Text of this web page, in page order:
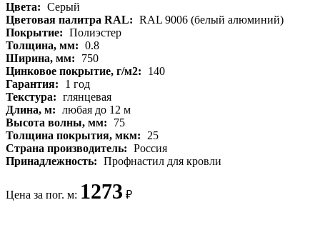
Цвета: Серый
Цветовая палитра RAL: RAL 9006 (белый алюминий)
Покрытие: Полиэстер
Толщина, мм: 0.8
Ширина, мм:
750
Цинковое покрытие, г/м2:
140
Гарантия:
1 год
Текстура: глянцевая
Длина, м: любая до 12 м
Высота волны, мм:
75
Толщина покрытия, мкм: 25
Страна производитель: Россия
Принадлежность: Профнастил для кровли
Цена за пог. м: 1273 ₽